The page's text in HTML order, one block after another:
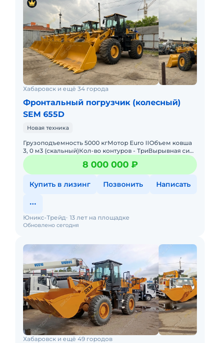
Хабаровск и ещё 34 города
Фронтальный погрузчик (колесный)
SEM 655D
Новая техника
Грузоподъемность 5000 кгМотор Euro IIОбъем ковша
3, 0 м3 (скальный)Кол-во контуров - ТриВырывная сила
на ковше 168 kNВремя подъема стрелы 9.5 сРулевое
управлени
8 000 000 ₽
Купить в лизинг Позвонить Написать
Обновлено сегодня
Юникс-Трейд 13 лет на площадке
Хабаровск и ещё 49 городов